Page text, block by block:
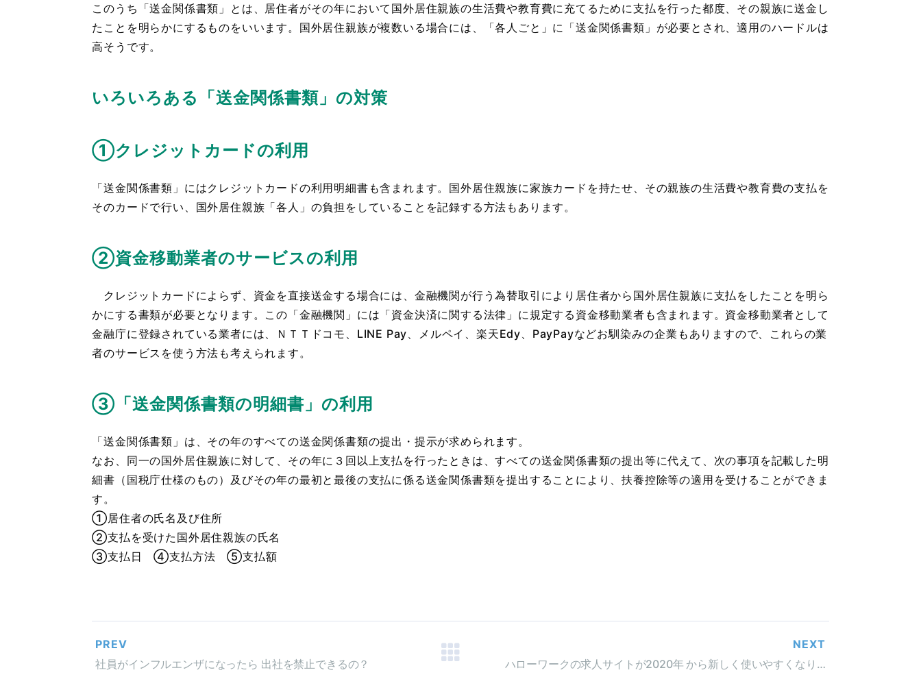
このうち「送金関係書類」とは、居住者がその年において国外居住親族の生活費や教育費に充てるために支払を行った都度、その親族に送金し
たことを明らかにするものをいいます。国外居住親族が複数いる場合には、「各人ごと」に「送金関係書類」が必要とされ、適用のハードルは
高そうです。
いろいろある「送金関係書類」の対策
①クレジットカードの利用
「送金関係書類」にはクレジットカードの利用明細書も含まれます。国外居住親族に家族カードを持たせ、その親族の生活費や教育費の支払を
そのカードで行い、国外居住親族「各人」の負担をしていることを記録する方法もあります。
②資金移動業者のサービスの利用
クレジットカードによらず、資金を直接送金する場合には、金融機関が行う為替取引により居住者から国外居住親族に支払をしたことを明ら
かにする書類が必要となります。この「金融機関」には「資金決済に関する法律」に規定する資金移動業者も含まれます。資金移動業者として
金融庁に登録されている業者には、ＮＴＴドコモ、LINE Pay、メルペイ、楽天Edy、PayPayなどお馴染みの企業もありますので、これらの業
者のサービスを使う方法も考えられます。
③「送金関係書類の明細書」の利用
「送金関係書類」は、その年のすべての送金関係書類の提出・提示が求められます。
なお、同一の国外居住親族に対して、その年に３回以上支払を行ったときは、すべての送金関係書類の提出等に代えて、次の事項を記載した明
細書（国税庁仕様のもの）及びその年の最初と最後の支払に係る送金関係書類を提出することにより、扶養控除等の適用を受けることができま
す。
①居住者の氏名及び住所
②支払を受けた国外居住親族の氏名
③支払日 ④支払方法 ⑤支払額
PREV
社員がインフルエンザになったら 出社を禁止できるの？
NEXT
ハローワークの求人サイトが2020年 から新しく使いやすくなります！